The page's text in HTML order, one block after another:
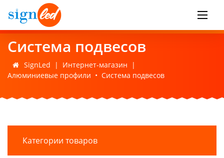
Система подвесов
SignLed | Интернет-магазин
|
Алюминиевые профили • Система подвесов
Категории товаров